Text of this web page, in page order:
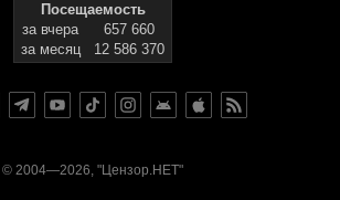
Посещаемость
за вчера
657 660
за месяц
12 586 370
© 2004—2026, "Цензор.НЕТ"